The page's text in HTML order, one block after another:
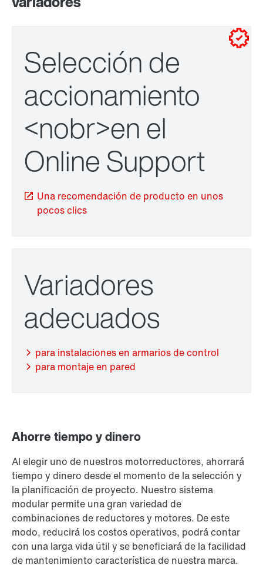
para montaje en pared
adaptador
Garantía a largo plazo
Protección de superficies y anticorrosión
Selección de
accionamiento
<nobr>en el
Online Support
Una recomendación de producto en unos
pocos clics
Variadores
adecuados
para instalaciones en armarios de control
para montaje en pared
Ahorre tiempo y dinero
Al elegir uno de nuestros motorreductores, ahorrará
tiempo y dinero desde el momento de la selección y
la planificación de proyecto. Nuestro sistema
modular permite una gran variedad de
combinaciones de reductores y motores. De este
modo, reducirá los costos operativos, podrá contar
con una larga vida útil y se beneficiará de la facilidad
de mantenimiento característica de nuestra marca.